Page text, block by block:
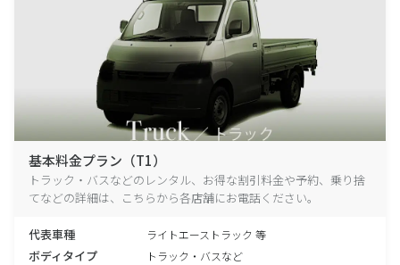
基本料金プラン（T1）
トラック・バスなどのレンタル、お得な割引料金や予約、乗り捨
てなどの詳細は、こちらから各店舗にお電話ください。
代表車種 ライトエーストラック 等
ボディタイプ トラック・バスなど